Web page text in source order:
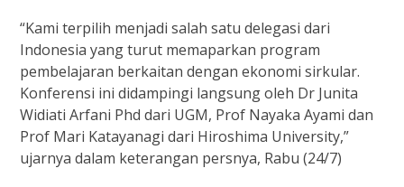
“Kami terpilih menjadi salah satu delegasi dari
Indonesia yang turut memaparkan program
pembelajaran berkaitan dengan ekonomi sirkular.
Konferensi ini didampingi langsung oleh Dr Junita
Widiati Arfani Phd dari UGM, Prof Nayaka Ayami dan
Prof Mari Katayanagi dari Hiroshima University,”
ujarnya dalam keterangan persnya, Rabu (24/7)